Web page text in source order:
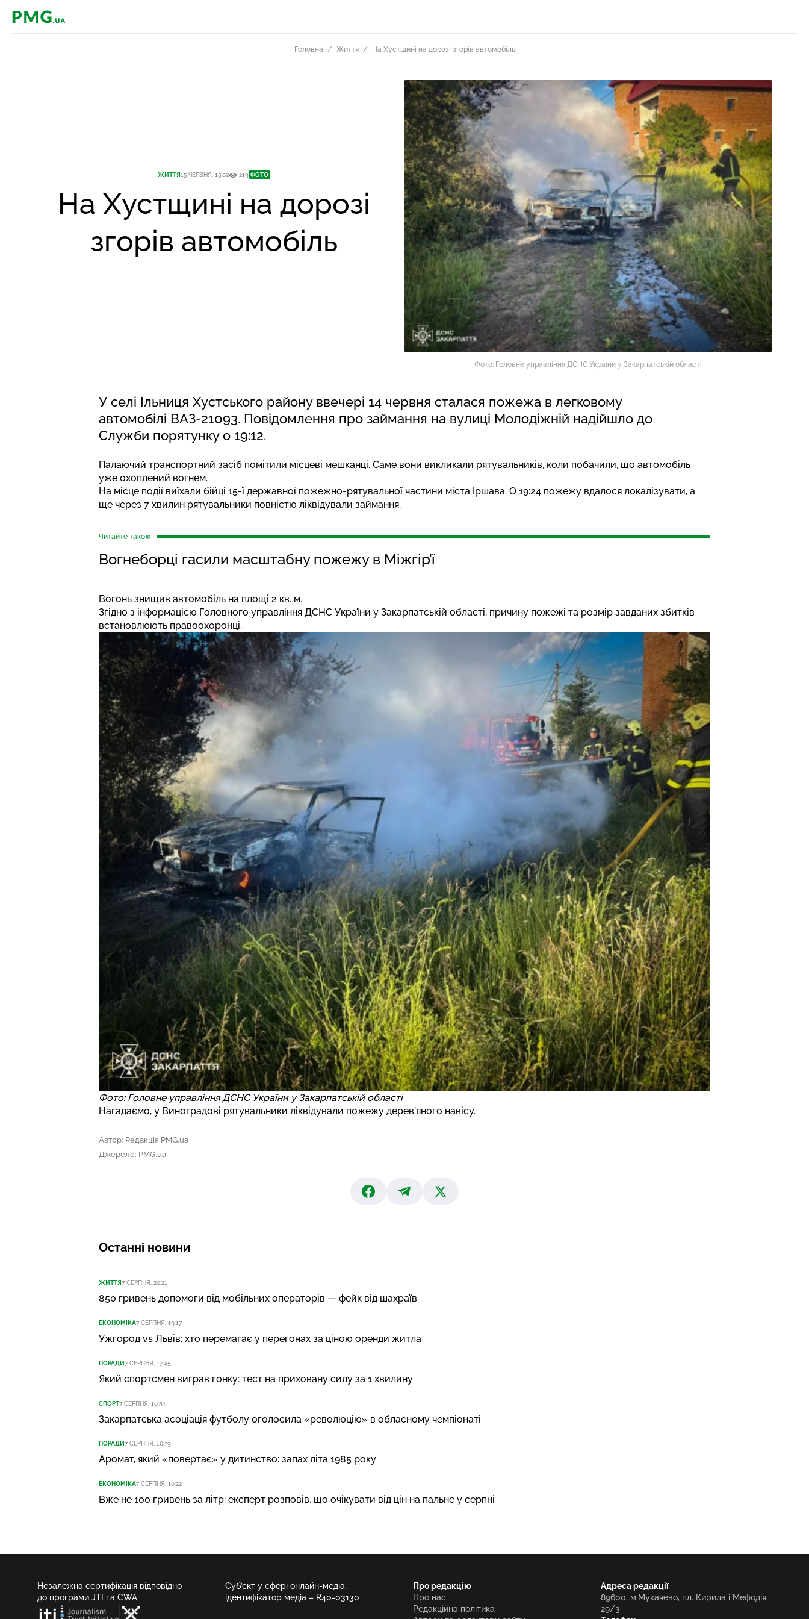
PMG.ua
Головна Життя На Хустщині на дорозі згорів автомобіль
ЖИТТЯ15 ЧЕРВНЯ, 15:02 219 ФОТО
На Хустщині на дорозі
згорів автомобіль
Фото: Головне управління ДСНС України у Закарпатській області
У селі Ільниця Хустського району ввечері 14 червня сталася пожежа в легковому
автомобілі ВАЗ-21093. Повідомлення про займання на вулиці Молодіжній надійшло до
Служби порятунку о 19:12.
Палаючий транспортний засіб помітили місцеві мешканці. Саме вони викликали рятувальників, коли побачили, що автомобіль
уже охоплений вогнем.
На місце події виїхали бійці 15-ї державної пожежно-рятувальної частини міста Іршава. О 19:24 пожежу вдалося локалізувати, а
ще через 7 хвилин рятувальники повністю ліквідували займання.
Читайте також:
Вогнеборці гасили масштабну пожежу в Міжгір’ї
Вогонь знищив автомобіль на площі 2 кв. м.
Згідно з інформацією Головного управління ДСНС України у Закарпатській області, причину пожежі та розмір завданих збитків
встановлюють правоохоронці.
Фото: Головне управління ДСНС України у Закарпатській області
Нагадаємо, у Виноградові рятувальники ліквідували пожежу дерев’яного навісу.
Автор: Редакція PMG.ua
Джерело: PMG.ua
Останні новини
ЖИТТЯ7 СЕРПНЯ, 20:21
850 гривень допомоги від мобільних операторів — фейк від шахраїв
ЕКОНОМІКА7 СЕРПНЯ, 19:17
Ужгород vs Львів: хто перемагає у перегонах за ціною оренди житла
ПОРАДИ7 СЕРПНЯ, 17:45
Який спортсмен виграв гонку: тест на приховану силу за 1 хвилину
СПОРТ7 СЕРПНЯ, 16:54
Закарпатська асоціація футболу оголосила «революцію» в обласному чемпіонаті
ПОРАДИ7 СЕРПНЯ, 16:39
Аромат, який «повертає» у дитинство: запах літа 1985 року
ЕКОНОМІКА7 СЕРПНЯ, 16:22
Вже не 100 гривень за літр: експерт розповів, що очікувати від цін на пальне у серпні
Незалежна сертифікація відповідно
до програми JTI та CWA
Суб’єкт у сфері онлайн-медіа;
ідентифікатор медіа – R40-03130
Про редакцію
Про нас
Редакційна політика
Адреса редакції
89600, м.Мукачево, пл. Кирила і Мефодія,
29/3